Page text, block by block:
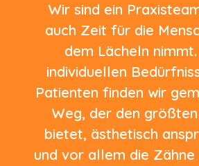
Wir sind ein
auch Zeit für die
dem Lächeln
individuellen
Patienten finden wir
Weg, der den
bietet, ästhetisch
und vor allem die Zähne